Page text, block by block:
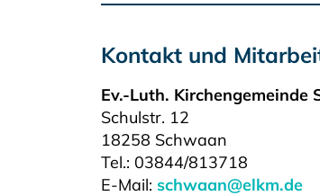
Kontakt und
Ev.-Luth.
Schulstr. 12
18258 Schwaan
Tel.: 03844/813718
E-Mail: schwaan@elkm.de